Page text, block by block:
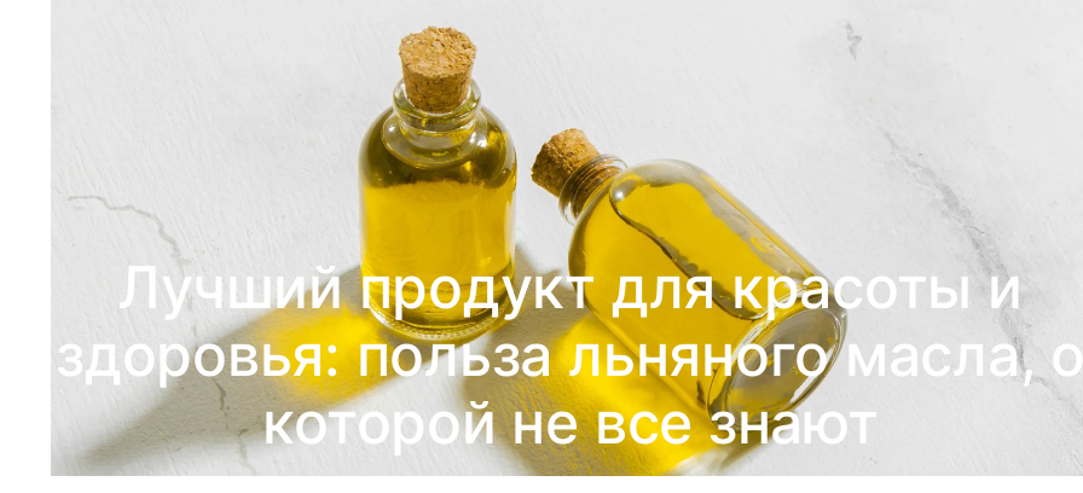
Лучший продукт для красоты и
здоровья: польза льняного масла,
которой не все знают